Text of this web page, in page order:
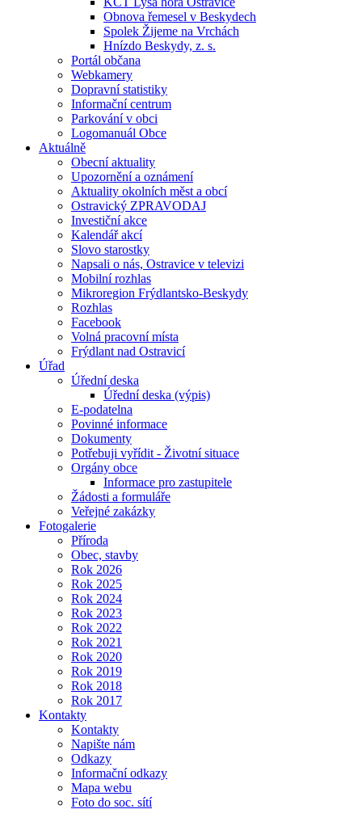
Obnova řemesel v Beskydech
Spolek Žijeme na Vrchách
Hnízdo Beskydy, z. s.
Portál občana
Webkamery
Dopravní statistiky
Informační centrum
Parkování v obci
Logomanuál Obce
Aktuálně
Obecní aktuality
Upozornění a oznámení
Aktuality okolních měst a obcí
Ostravický ZPRAVODAJ
Investiční akce
Kalendář akcí
Slovo starostky
Napsali o nás, Ostravice v televizi
Mobilní rozhlas
Mikroregion Frýdlantsko-Beskydy
Rozhlas
Facebook
Volná pracovní místa
Frýdlant nad Ostravicí
Úřad
Úřední deska
Úřední deska (výpis)
E-podatelna
Povinné informace
Dokumenty
Potřebuji vyřídit - Životní situace
Orgány obce
Informace pro zastupitele
Žádosti a formuláře
Veřejné zakázky
Fotogalerie
Příroda
Obec, stavby
Rok 2026
Rok 2025
Rok 2024
Rok 2023
Rok 2022
Rok 2021
Rok 2020
Rok 2019
Rok 2018
Rok 2017
Kontakty
Kontakty
Napište nám
Odkazy
Informační odkazy
Mapa webu
Foto do soc. sítí